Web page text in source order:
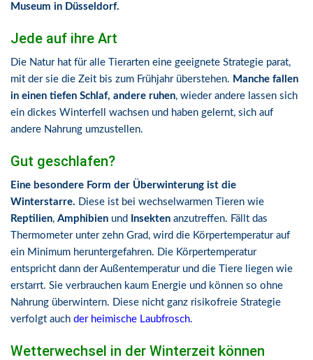
Museum in Düsseldorf.
Jede auf ihre Art
Die Natur hat für alle Tierarten eine geeignete Strategie parat,
mit der sie die Zeit bis zum Frühjahr überstehen. Manche fallen
in einen tiefen Schlaf, andere ruhen, wieder andere lassen sich
ein dickes Winterfell wachsen und haben gelernt, sich auf
andere Nahrung umzustellen.
Gut geschlafen?
Eine besondere Form der Überwinterung ist die
Winterstarre. Diese ist bei wechselwarmen Tieren wie
Reptilien, Amphibien und Insekten anzutreffen. Fällt das
Thermometer unter zehn Grad, wird die Körpertemperatur auf
ein Minimum heruntergefahren. Die Körpertemperatur
entspricht dann der Außentemperatur und die Tiere liegen wie
erstarrt. Sie verbrauchen kaum Energie und können so ohne
Nahrung überwintern. Diese nicht ganz risikofreie Strategie
verfolgt auch der heimische Laubfrosch.
Wetterwechsel in der Winterzeit können